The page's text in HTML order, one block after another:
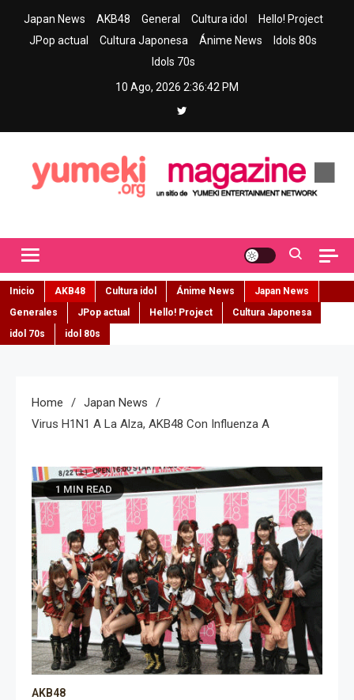
Japan News AKB48 General Cultura idol
Hello! Project
JPop actual
Cultura Japonesa Ánime News
Idols 80s
Idols 70s
10 Ago, 2026 2:36:43 PM
Inicio AKB48 Cultura idol Ánime News
Japan News
Generales
JPop actual Hello! Project
Cultura Japonesa
idol 70s
idol 80s
Home
Japan News
Virus H1N1 A La Alza, AKB48 Con Influenza A
1 MIN READ
AKB48